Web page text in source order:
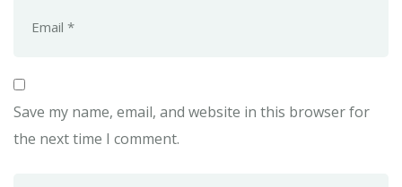
Save my name, email, and website in this browser for
the next time I comment.